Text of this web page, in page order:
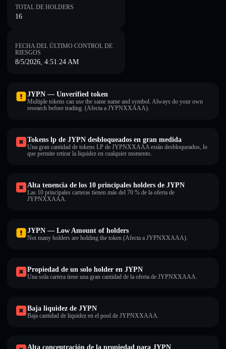
TOTAL DE HOLDERS
16
FECHA DEL ÚLTIMO CONTROL DE
RIESGOS
8/5/2026, 4:51:24 AM
JYPN — Unverified token
Multiple tokens can use the same name and symbol. Always do your own
research before trading. (Afecta a JYPNXXAAA).
Tokens lp de JYPN desbloqueados en gran medida
Una gran cantidad de tokens LP de JYPNXXAAA están desbloqueados, lo
que permite retirar la liquidez en cualquier momento.
Alta tenencia de los 10 principales holders de JYPN
Las 10 principales carteras tienen más del 70 % de la oferta de
JYPNXXAAA.
JYPN — Low Amount of holders
Not many holders are holding the token (Afecta a JYPNXXAAA).
Propiedad de un solo holder en JYPN
Una sola cartera tiene una gran cantidad de la oferta de JYPNXXAAA.
Baja liquidez de JYPN
Baja cantidad de liquidez en el pool de JYPNXXAAA.
Alta concentración de la propiedad para JYPN